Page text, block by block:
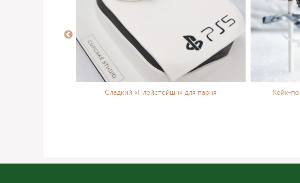
Сладкий «Плейстейшн» для парня
Кейк-